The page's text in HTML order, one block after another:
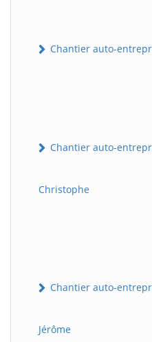
Chantier auto-
Chantier auto-
Christophe
Chantier auto-
Jérôme